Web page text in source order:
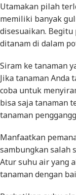
Utamakan pilah
memiliki banyak
disesuaikan.
ditanam di dalam
Siram ke tanaman
Jika tanaman Anda
coba untuk
bisa saja tanaman
tanaman
Manfaatkan
sambungkan salah
Atur suhu air yang
tanaman dengan